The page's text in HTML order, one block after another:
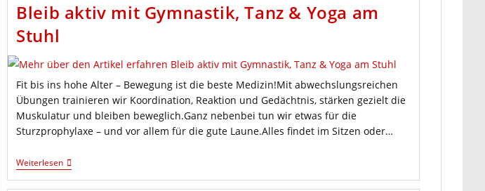
Ab
–
Für
Just
Dance!
Bleib aktiv mit Gymnastik, Tanz & Yoga am
Stuhl
Fit bis ins hohe Alter – Bewegung ist die beste Medizin!Mit abwechslungsreichen
Übungen trainieren wir Koordination, Reaktion und Gedächtnis, stärken gezielt die
Muskulatur und bleiben beweglich.Ganz nebenbei tun wir etwas für die
Sturzprophylaxe – und vor allem für die gute Laune.Alles findet im Sitzen oder…
WeiterlesenBleib
Aktiv